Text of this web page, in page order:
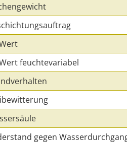
feuchtevariabel
gegen